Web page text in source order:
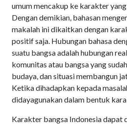
umum mencakup ke karakter
Dengan demikian, bahasan
makalah ini dikaitkan dengan
positif saja. Hubungan bahasa
suatu bangsa adalah hubungan
komunitas atau bangsa yang
budaya, dan situasi membangun
Ketika dihadapkan kepada
didayagunakan dalam bentuk
Karakter bangsa Indonesia dapat